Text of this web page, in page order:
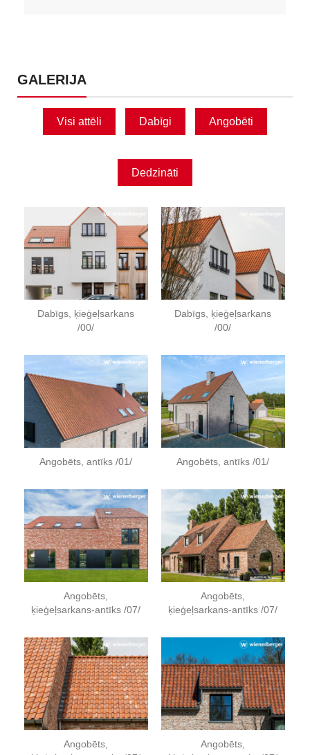
GALERIJA
Visi attēli Dabīgi Angobēti
Dedzināti
Dabīgs, ķieģeļsarkans
/00/
Dabīgs, ķieģeļsarkans
/00/
Angobēts, antīks /01/ Angobēts, antīks /01/
Angobēts,
ķieģeļsarkans-antīks /07/
Angobēts,
ķieģeļsarkans-antīks /07/
Angobēts,
Angobēts,